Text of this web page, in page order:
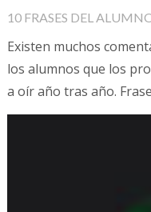
10 FRASES DEL
Existen muchos
los alumnos que los
a oír año tras año.